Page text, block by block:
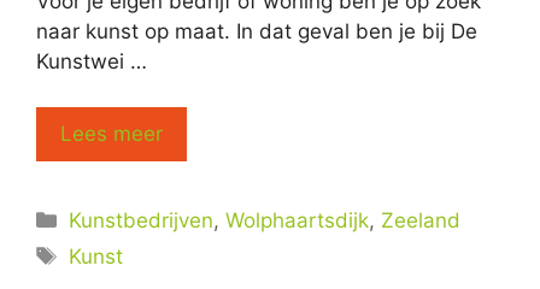
naar kunst op maat. In dat geval ben je bij De
Kunstwei …
Lees meer
Categorieën
Kunstbedrijven,Wolphaartsdijk, Zeeland
Tags
Kunst